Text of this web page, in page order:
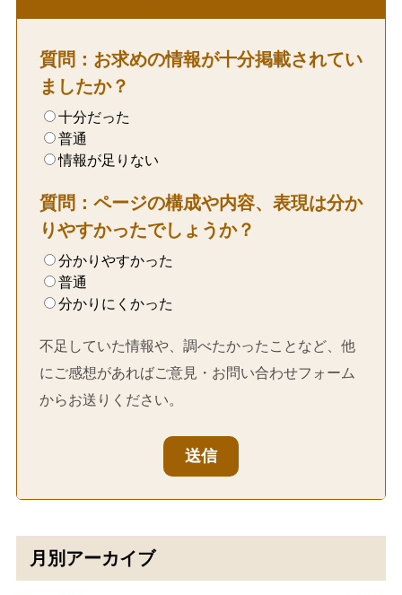
質問：お求めの情報が十分掲載されてい
ましたか？
十分だった
普通
情報が足りない
質問：ページの構成や内容、表現は分か
りやすかったでしょうか？
分かりやすかった
普通
分かりにくかった
不足していた情報や、調べたかったことなど、他
にご感想があればご意見・お問い合わせフォーム
からお送りください。
送信
月別アーカイブ